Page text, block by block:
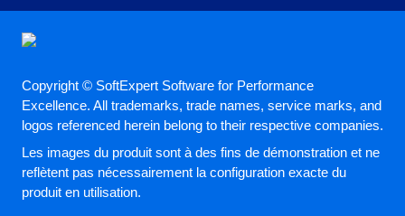
Copyright © SoftExpert Software for Performance
Excellence. All trademarks, trade names, service marks, and
logos referenced herein belong to their respective companies.
Les images du produit sont à des fins de démonstration et ne
reflètent pas nécessairement la configuration exacte du
produit en utilisation.